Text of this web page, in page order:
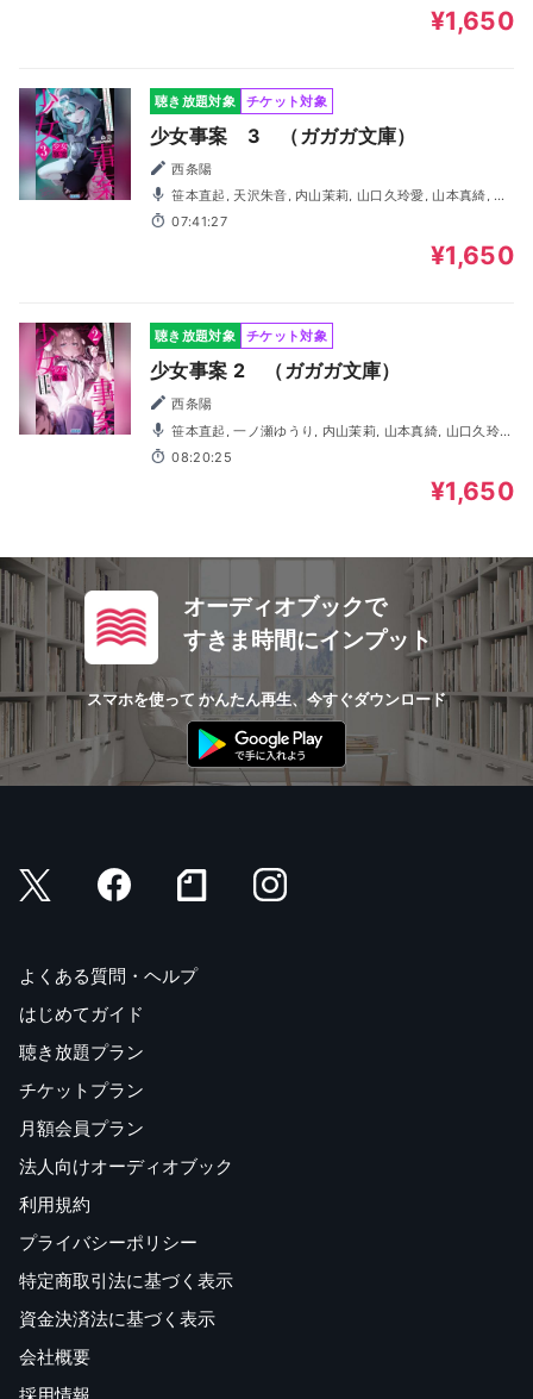
¥1,650
聴き放題対象 チケット対象
少女事案 3 （ガガガ文庫）
西条陽
笹本直起, 天沢朱音, 内山茉莉, 山口久玲愛, 山本真綺, 一
ノ瀬ゆうり, 菅原万波, 鈴木悠生, 水上慶
07:41:27
¥1,650
聴き放題対象 チケット対象
少女事案 2 （ガガガ文庫）
西条陽
笹本直起, 一ノ瀬ゆうり, 内山茉莉, 山本真綺, 山口久玲
愛, 鈴木悠生, 古岡祐樹, 森浦啓悟, 水上慶, 坂東琴乃
08:20:25
¥1,650
オーディオブックで
すきま時間にインプット
スマホを使って かんたん再生、今すぐダウンロード
よくある質問・ヘルプ
はじめてガイド
聴き放題プラン
チケットプラン
月額会員プラン
法人向けオーディオブック
利用規約
プライバシーポリシー
特定商取引法に基づく表示
資金決済法に基づく表示
会社概要